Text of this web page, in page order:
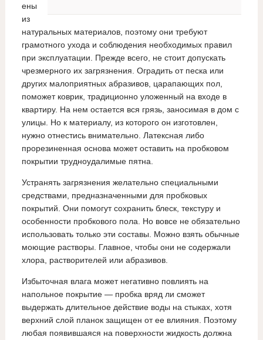
ены
из
натуральных материалов, поэтому они требуют
грамотного ухода и соблюдения необходимых правил
при эксплуатации. Прежде всего, не стоит допускать
чрезмерного их загрязнения. Оградить от песка или
других малоприятных абразивов, царапающих пол,
поможет коврик, традиционно уложенный на входе в
квартиру. На нем остается вся грязь, заносимая в дом с
улицы. Но к материалу, из которого он изготовлен,
нужно отнестись внимательно. Латексная либо
прорезиненная основа может оставить на пробковом
покрытии трудноудалимые пятна.
Устранять загрязнения желательно специальными
средствами, предназначенными для пробковых
покрытий. Они помогут сохранить блеск, текстуру и
особенности пробкового пола. Но вовсе не обязательно
использовать только эти составы. Можно взять обычные
моющие растворы. Главное, чтобы они не содержали
хлора, растворителей или абразивов.
Избыточная влага может негативно повлиять на
напольное покрытие — пробка вряд ли сможет
выдержать длительное действие воды на стыках, хотя
верхний слой планок защищен от ее влияния. Поэтому
любая появившаяся на поверхности жидкость должна